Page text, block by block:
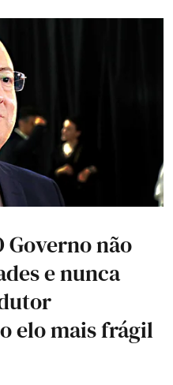
Governo não
e nunca
elo mais frágil